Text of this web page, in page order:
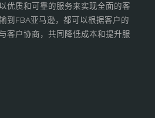
优质和可靠的服务来实现全面的客
到FBA亚马逊，都可以根据客户的
客户协商，共同降低成本和提升服